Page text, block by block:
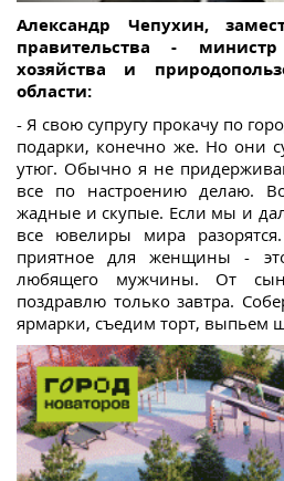
Александр Чепухин,
правительства - министр
хозяйства и
области:
- Я свою супругу прокачу по
подарки, конечно же. Но они
утюг. Обычно я не
все по настроению делаю.
жадные и скупые. Если мы и
все ювелиры мира
приятное для женщины -
любящего мужчины. От
поздравлю только завтра.
ярмарки, съедим торт, выпьем